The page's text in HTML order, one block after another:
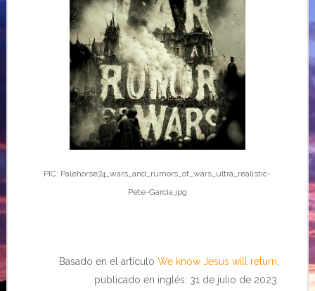
PIC: Palehorse74_wars_and_rumors_of_wars_ultra_realistic-
Pete-Garcia.jpg
Basado en el artículoWe know Jesus will return
publicado en inglés: 31 de julio de 2023.